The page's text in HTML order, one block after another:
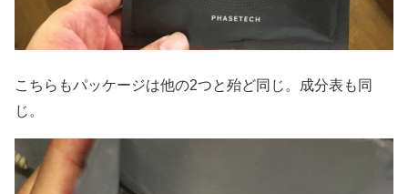
こちらもパッケージは他の2つと殆ど同じ。成分表も同
じ。